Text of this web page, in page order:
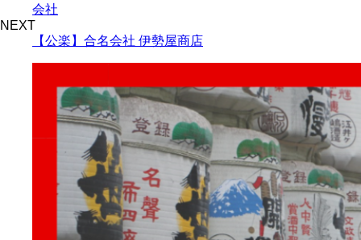
会社
NEXT
【公楽】合名会社 伊勢屋商店